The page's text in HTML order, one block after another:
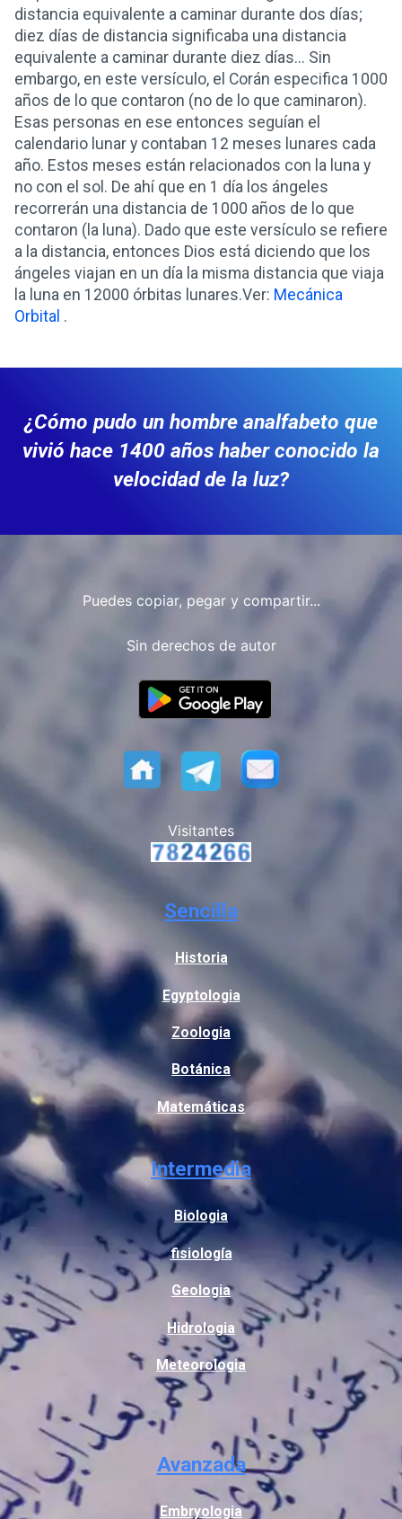
distancia equivalente a caminar durante dos días;
diez días de distancia significaba una distancia
equivalente a caminar durante diez días... Sin
embargo, en este versículo, el Corán especifica 1000
años de lo que contaron (no de lo que caminaron).
Esas personas en ese entonces seguían el
calendario lunar y contaban 12 meses lunares cada
año. Estos meses están relacionados con la luna y
no con el sol. De ahí que en 1 día los ángeles
recorrerán una distancia de 1000 años de lo que
contaron (la luna). Dado que este versículo se refiere
a la distancia, entonces Dios está diciendo que los
ángeles viajan en un día la misma distancia que viaja
la luna en 12000 órbitas lunares.Ver: Mecánica
Orbital .
¿Cómo pudo un hombre analfabeto que
vivió hace 1400 años haber conocido la
velocidad de la luz?
Puedes copiar, pegar y compartir...
Sin derechos de autor
Visitantes
Sencilla
Historia
Egyptologia
Zoologia
Botánica
Matemáticas
Intermedia
Biologia
fisiología
Geologia
Hidrologia
Meteorologia
Avanzada
Embryologia